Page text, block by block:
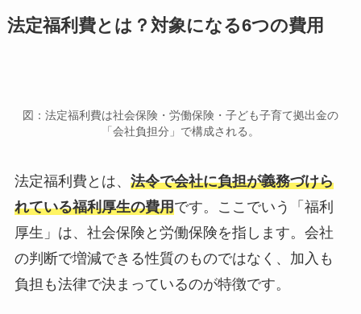
法定福利費とは？対象になる6つの費用
図：法定福利費は社会保険・労働保険・子ども子育て拠出金の
「会社負担分」で構成される。
法定福利費とは、 法令で会社に負担が義務づけら
れている福利厚生の費用です。ここでいう「福利
厚生」は、社会保険と労働保険を指します。会社
の判断で増減できる性質のものではなく、加入も
負担も法律で決まっているのが特徴です。